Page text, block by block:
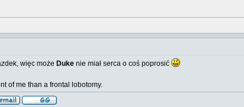
więc może Duke nie miał serca o coś poprosić
of me than a frontal lobotomy.